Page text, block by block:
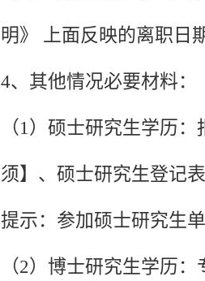
明》 上面反映的离职日
4、其他情况必要材料：
（1）硕士研究生学历
须】、硕士研究生登记
提示：参加硕士研究生
（2）博士研究生学历